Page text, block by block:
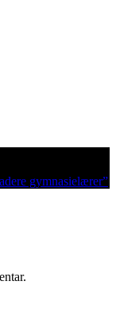
gymnasielærer”